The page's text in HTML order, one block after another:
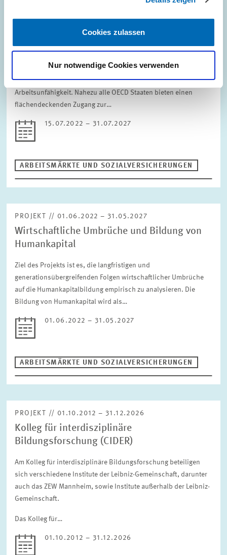
Cookies zulassen
Nur notwendige Cookies verwenden
PROJEKT // 15.07.2022 – 31.07.2027
Arbeitsunfähigkeit und
Arbeitsangebotsverhalten
Das Forschungsprojekt evaluiert empirisch und theoretisch
Sozialversicherungs-systeme zur Absicherung im Falle der
Arbeitsunfähigkeit. Nahezu alle OECD Staaten bieten einen
flächendeckenden Zugang zur…
15.07.2022 – 31.07.2027
ARBEITSMÄRKTE UND SOZIALVERSICHERUNGEN
PROJEKT // 01.06.2022 – 31.05.2027
Wirtschaftliche Umbrüche und Bildung von
Humankapital
Ziel des Projekts ist es, die langfristigen und
generationsübergreifenden Folgen wirtschaftlicher Umbrüche
auf die Humankapitalbildung empirisch zu analysieren. Die
Bildung von Humankapital wird als…
01.06.2022 – 31.05.2027
ARBEITSMÄRKTE UND SOZIALVERSICHERUNGEN
PROJEKT // 01.10.2012 – 31.12.2026
Kolleg für interdisziplinäre
Bildungsforschung (CIDER)
Am Kolleg für interdisziplinäre Bildungsforschung beteiligen
sich verschiedene Institute der Leibniz-Gemeinschaft, darunter
auch das ZEW Mannheim, sowie Institute außerhalb der Leibniz-
Gemeinschaft.
Das Kolleg für…
01.10.2012 – 31.12.2026